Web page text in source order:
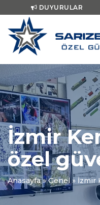
DUYURULAR
İzmir
özel
Anasayfa»Genel» İzmir